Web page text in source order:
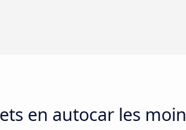
en autocar les